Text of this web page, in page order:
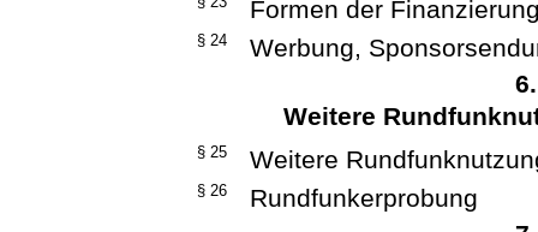
Formen der
§ 24
Werbung,
Weitere
§ 25 Weitere
§ 26
Rundfunkerprobung